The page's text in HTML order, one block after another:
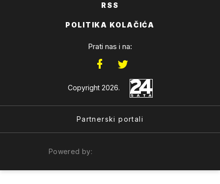
RSS
POLITIKA KOLAČIĆA
Prati nas i na:
Copyright 2026.
Partnerski portali
Powered by: